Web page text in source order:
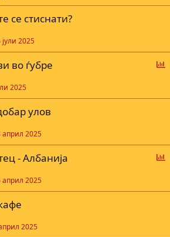
се стиснати?
јули 2025
Г
с
во ѓубре
2025
улов
април 2025
Г
с
- Албанија
април 2025
2025